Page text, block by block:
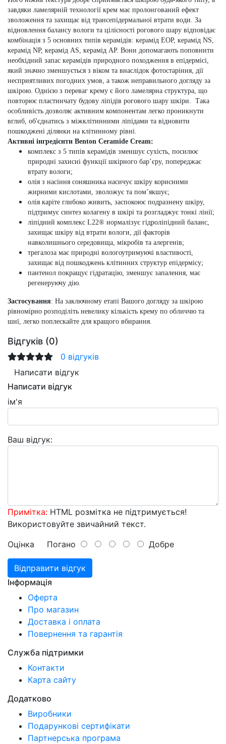
завдяки ламелярній технології крем має пролонгований ефект
зволоження та захищає від трансепідермальної втрати води. За
відновлення балансу вологи та цілісності рогового шару відповідає
комбінація з 5 основних типів керамідів: керамід EOP, керамід NS,
керамід NP, керамід AS, керамід AP. Вони допомагають поповнити
необхідний запас керамідів природного походження в епідермісі,
який значно зменшується з віком та внаслідок фотостаріння, дії
несприятливих погодних умов, а також неправильного догляду за
шкірою. Однією з переваг крему є його ламелярна структура, що
повторює пластинчату будову ліпідів рогового шару шкіри. Така
особливість дозволяє активним компонентам легко проникнути
вглиб, об'єднатись з міжклітинними ліпідами та відновити
пошкоджені ділянки на клітинному рівні.
Активні інгредієнти Benton Ceramide Cream:
комплекс з 5 типів керамідів зменшує сухість, посилює
природні захисні функції шкірного бар’єру, попереджає
втрату вологи;
олія з насіння соняшника насичує шкіру корисними
жирними кислотами, зволожує та пом’якшує;
олія каріте глибоко живить, заспокоює подразнену шкіру,
підтримує синтез колагену в шкірі та розгладжує тонкі лінії;
ліпідний комплекс L22® нормалізує гідроліпідний баланс,
захищає шкіру від втрати вологи, дії факторів
навколишнього середовища, мікробів та алергенів;
трегалоза має природні вологоутримуючі властивості,
захищає від пошкоджень клітинних структур епідермісу;
пантенол покращує гідратацію, зменшує запалення, має
регенеруючу дію.
Застосування: На заключному етапі Вашого догляду за шкірою
рівномірно розподіліть невелику кількість крему по обличчю та
шиї, легко поплескайте для кращого вбирання.
Відгуків (0)
0 відгуків
Написати відгук
Написати відгук
ім'я
Ваш відгук:
Примітка: HTML розмітка не підтримується!
Використовуйте звичайний текст.
Оцінка Погано Добре
Відправити відгук
Інформація
Оферта
Про магазин
Доставка і оплата
Повернення та гарантія
Служба підтримки
Контакти
Карта сайту
Додатково
Виробники
Подарункові сертифікати
Партнерська програма